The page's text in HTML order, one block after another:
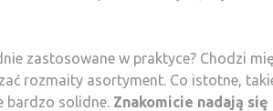
zastosowane w praktyce? Chodzi
rozmaity asortyment. Co istotne,
bardzo solidne. Znakomicie nadają się